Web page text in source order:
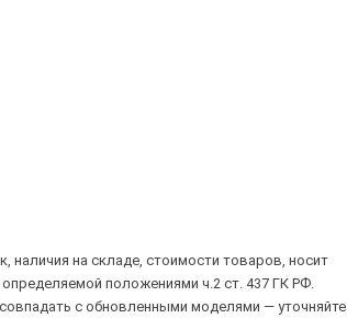
наличия на складе, стоимости товаров, носит
положениями ч.2 ст. 437 ГК РФ.
с обновленными моделями — уточняйте